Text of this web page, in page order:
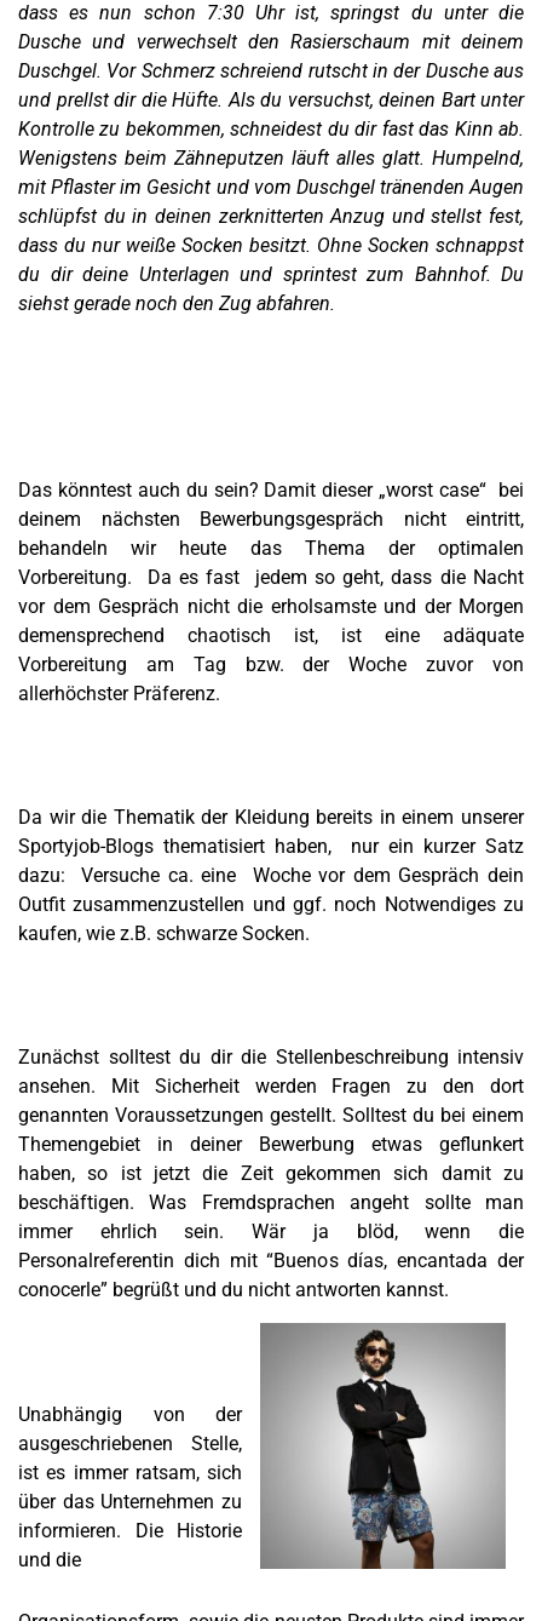
dass es nun schon 7:30 Uhr ist, springst du unter die
Dusche und verwechselt den Rasierschaum mit deinem
Duschgel. Vor Schmerz schreiend rutscht in der Dusche aus
und prellst dir die Hüfte. Als du versuchst, deinen Bart unter
Kontrolle zu bekommen, schneidest du dir fast das Kinn ab.
Wenigstens beim Zähneputzen läuft alles glatt. Humpelnd,
mit Pflaster im Gesicht und vom Duschgel tränenden Augen
schlüpfst du in deinen zerknitterten Anzug und stellst fest,
dass du nur weiße Socken besitzt. Ohne Socken schnappst
du dir deine Unterlagen und sprintest zum Bahnhof. Du
siehst gerade noch den Zug abfahren.
Das könntest auch du sein? Damit dieser „worst case“ bei
deinem nächsten Bewerbungsgespräch nicht eintritt,
behandeln wir heute das Thema der optimalen
Vorbereitung. Da es fast jedem so geht, dass die Nacht
vor dem Gespräch nicht die erholsamste und der Morgen
demensprechend chaotisch ist, ist eine adäquate
Vorbereitung am Tag bzw. der Woche zuvor von
allerhöchster Präferenz.
Da wir die Thematik der Kleidung bereits in einem unserer
Sportyjob-Blogs thematisiert haben, nur ein kurzer Satz
dazu: Versuche ca. eine Woche vor dem Gespräch dein
Outfit zusammenzustellen und ggf. noch Notwendiges zu
kaufen, wie z.B. schwarze Socken.
Zunächst solltest du dir die Stellenbeschreibung intensiv
ansehen. Mit Sicherheit werden Fragen zu den dort
genannten Voraussetzungen gestellt. Solltest du bei einem
Themengebiet in deiner Bewerbung etwas geflunkert
haben, so ist jetzt die Zeit gekommen sich damit zu
beschäftigen. Was Fremdsprachen angeht sollte man
immer ehrlich sein. Wär ja blöd, wenn die
Personalreferentin dich mit “Buenos días, encantada der
conocerle” begrüßt und du nicht antworten kannst.
Unabhängig von der
ausgeschriebenen Stelle,
ist es immer ratsam, sich
über das Unternehmen zu
informieren. Die Historie
und die